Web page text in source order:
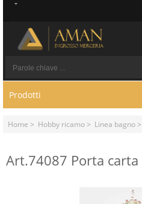
Prodotti
Home > Hobby ricamo> Linea bagno
Art.74087 Porta carta